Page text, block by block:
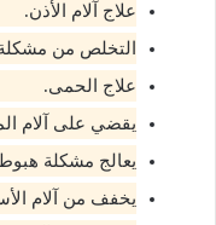
علاج آلام الأذن.
التخلص من
علاج الحمى.
يقضي على آلام
يعالج مشكلة
يخفف من آلام